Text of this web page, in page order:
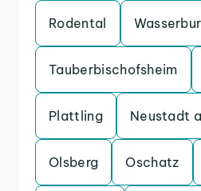
Rodental
Tauberbischofsheim
Plattling Neustadt
Olsberg Oschatz